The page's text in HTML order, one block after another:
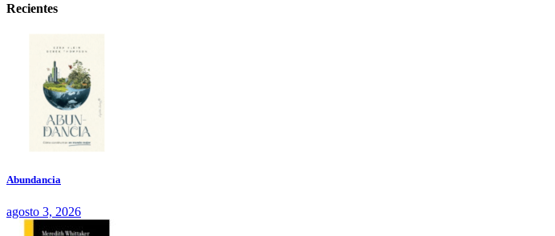
Recientes
Abundancia
agosto 3, 2026